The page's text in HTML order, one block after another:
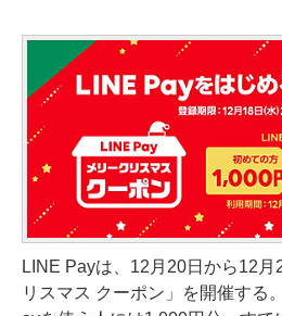
LINE Payは、12月20日から12月
リスマス クーポン」を開催する